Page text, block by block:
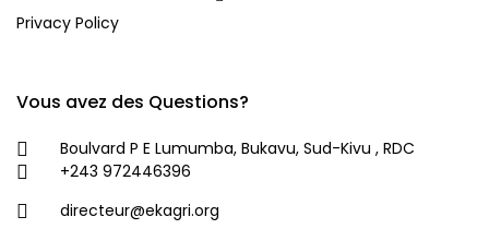
Privacy Policy
Vous avez des Questions?
Boulvard P E Lumumba, Bukavu, Sud-Kivu , RDC
+243 972446396
directeur@ekagri.org